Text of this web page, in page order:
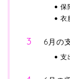
保
衣
6月の
支